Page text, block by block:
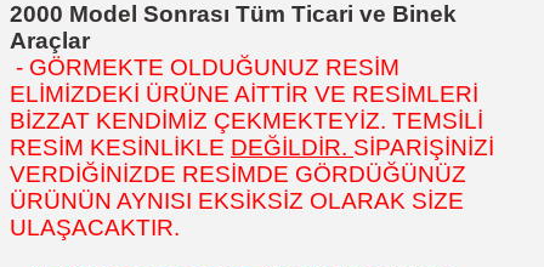
2000 Model Sonrası Tüm Ticari ve Binek
Araçlar
- GÖRMEKTE OLDUĞUNUZ RESİM
ELİMİZDEKİ ÜRÜNE AİTTİR VE RESİMLERİ
BİZZAT KENDİMİZ ÇEKMEKTEYİZ. TEMSİLİ
RESİM KESİNLİKLE DEĞİLDİR. SİPARİŞİNİZİ
VERDİĞİNİZDE RESİMDE GÖRDÜĞÜNÜZ
ÜRÜNÜN AYNISI EKSİKSİZ OLARAK SİZE
ULAŞACAKTIR.